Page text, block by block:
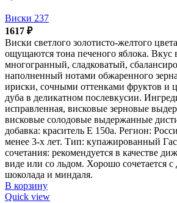
Виски 237
1617 ₽
Виски светлого золотисто-желтого
ощущаются тона печеного яблока.
многогранный, сладковатый,
наполненный нотами обжаренного
ириски, сочными оттенками фруктов и
дуба в деликатном послевкусии.
исправленная, висковые зерновые
висковые солодовые выдержанные
добавка: краситель Е 150а. Регион:
менее 3-х лет. Тип: купажированный
сочетания: рекомендуется в качестве
виде или со льдом. Хорошо сочетается с
шоколада и миндаля.
В корзину
Quick view